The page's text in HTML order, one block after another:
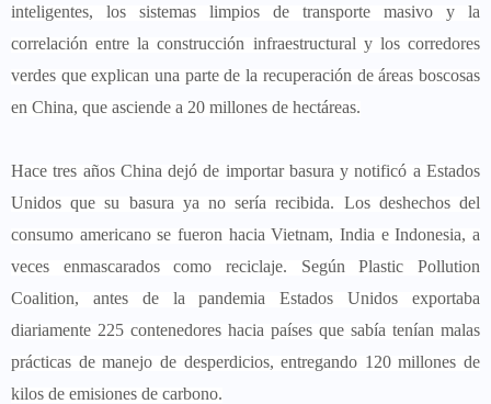
inteligentes, los sistemas limpios de transporte masivo y la
correlación entre la construcción infraestructural y los corredores
verdes que explican una parte de la recuperación de áreas boscosas
en China, que asciende a 20 millones de hectáreas.
Hace tres años China dejó de importar basura y notificó a Estados
Unidos que su basura ya no sería recibida. Los deshechos del
consumo americano se fueron hacia Vietnam, India e Indonesia, a
veces enmascarados como reciclaje. Según Plastic Pollution
Coalition, antes de la pandemia Estados Unidos exportaba
diariamente 225 contenedores hacia países que sabía tenían malas
prácticas de manejo de desperdicios, entregando 120 millones de
kilos de emisiones de carbono.